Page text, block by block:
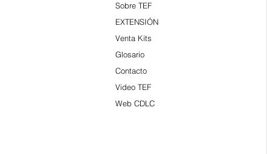
Sobre TEF
EXTENSIÓN
Venta Kits
Glosario
Contacto
Video TEF
Web CDLC